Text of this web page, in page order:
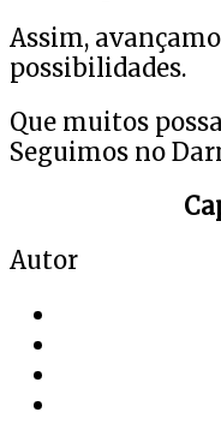
Assim,
possibilidades.
Que muitos
Seguimos no
Autor